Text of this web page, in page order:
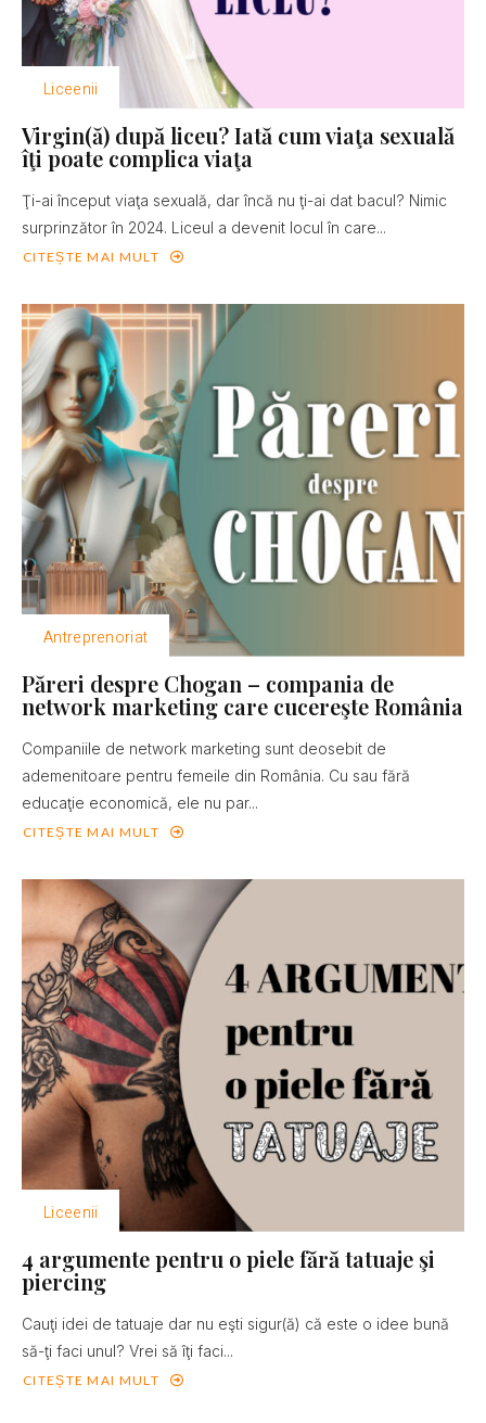
Liceenii
Virgin(ă) după liceu? Iată cum viaţa sexuală
îţi poate complica viaţa
Ţi-ai început viaţa sexuală, dar încă nu ţi-ai dat bacul? Nimic
surprinzător în 2024. Liceul a devenit locul în care...
CITEȘTE MAI MULT
Antreprenoriat
Păreri despre Chogan – compania de
network marketing care cucereşte România
Companiile de network marketing sunt deosebit de
ademenitoare pentru femeile din România. Cu sau fără
educaţie economică, ele nu par...
CITEȘTE MAI MULT
Liceenii
4 argumente pentru o piele fără tatuaje şi
piercing
Cauţi idei de tatuaje dar nu eşti sigur(ă) că este o idee bună
să-ţi faci unul? Vrei să îţi faci...
CITEȘTE MAI MULT